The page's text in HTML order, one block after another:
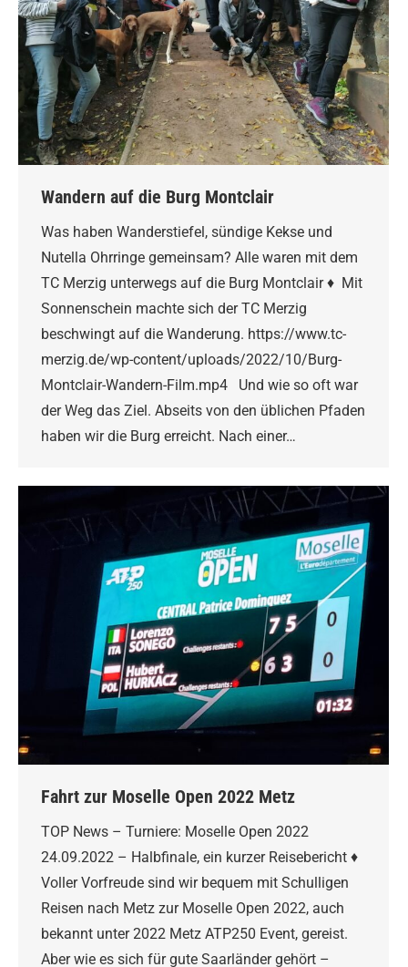
Wandern auf die Burg Montclair
Was haben Wanderstiefel, sündige Kekse und
Nutella Ohrringe gemeinsam? Alle waren mit dem
TC Merzig unterwegs auf die Burg Montclair ♦ Mit
Sonnenschein machte sich der TC Merzig
beschwingt auf die Wanderung. https://www.tc-
merzig.de/wp-content/uploads/2022/10/Burg-
Montclair-Wandern-Film.mp4 Und wie so oft war
der Weg das Ziel. Abseits von den üblichen Pfaden
haben wir die Burg erreicht. Nach einer…
Fahrt zur Moselle Open 2022 Metz
TOP News – Turniere: Moselle Open 2022
24.09.2022 – Halbfinale, ein kurzer Reisebericht ♦
Voller Vorfreude sind wir bequem mit Schulligen
Reisen nach Metz zur Moselle Open 2022, auch
bekannt unter 2022 Metz ATP250 Event, gereist.
Aber wie es sich für gute Saarländer gehört –